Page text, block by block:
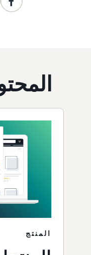
المنتج